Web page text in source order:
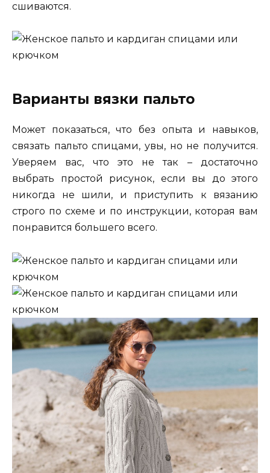
сшиваются.
Варианты вязки пальто
Может показаться, что без опыта и навыков,
связать пальто спицами, увы, но не получится.
Уверяем вас, что это не так – достаточно
выбрать простой рисунок, если вы до этого
никогда не шили, и приступить к вязанию
строго по схеме и по инструкции, которая вам
понравится большего всего.